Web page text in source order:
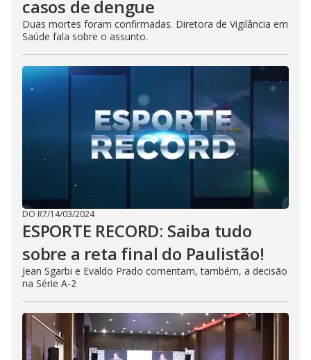
casos de dengue
Duas mortes foram confirmadas. Diretora de Vigilância em
Saúde fala sobre o assunto.
DO R7/14/03/2024
ESPORTE RECORD: Saiba tudo
sobre a reta final do Paulistão!
Jean Sgarbi e Evaldo Prado comentam, também, a decisão
na Série A-2